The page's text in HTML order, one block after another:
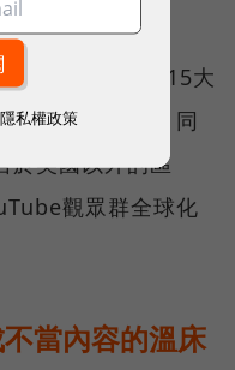
，目前全球前15大
青少年內容的，同
於美國以外的區
觀眾群全球化
當內容的溫床
私權政策